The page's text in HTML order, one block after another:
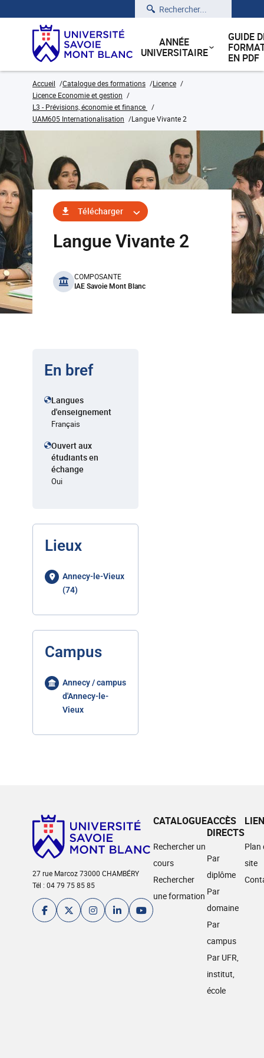
Rechercher
ANNÉE
UNIVERSITAIRE
GUIDE
EN PDF
Accueil Catalogue des formations
Licence
Licence Economie et gestion
L3 - Prévisions, économie et finance
UAM605 Internationalisation
Langue Vivante 2
Télécharger
Langue Vivante 2
benefits
COMPOSANTE
IAE Savoie Mont Blanc
En bref
Langues
d'enseignement
Français
Ouvert aux
étudiants en
échange
Oui
Lieux
Annecy-le-Vieux
(74)
Campus
Annecy / campus
d'Annecy-le-
Vieux
27 rue Marcoz 73000 CHAMBÉRY
Tél : 04 79 75 85 85
CATALOGUE
Rechercher un
cours
Rechercher
une formation
ACCÈS
DIRECTS
Par
diplôme
Par
domaine
Par
campus
Par UFR,
institut,
école
Plan
site